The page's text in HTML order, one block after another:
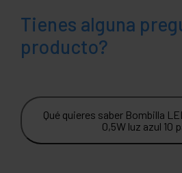
Tienes alguna
producto?
Qué quieres saber Bombilla
0,5W luz azul 10